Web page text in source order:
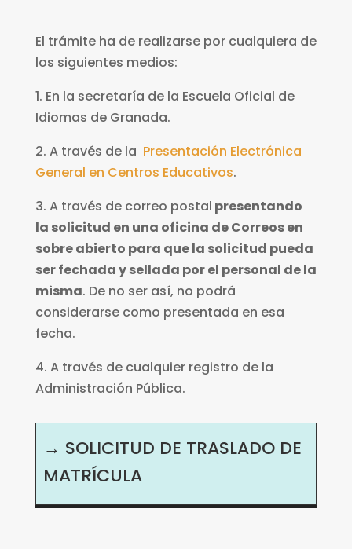
El trámite ha de realizarse por cualquiera de
los siguientes medios:
1. En la secretaría de la Escuela Oficial de
Idiomas de Granada.
2. A través de la Presentación Electrónica
General en Centros Educativos.
3. A través de correo postal presentando
la solicitud en una oficina de Correos en
sobre abierto para que la solicitud pueda
ser fechada y sellada por el personal de la
misma. De no ser así, no podrá
considerarse como presentada en esa
fecha.
4. A través de cualquier registro de la
Administración Pública.
→ SOLICITUD DE TRASLADO DE
MATRÍCULA